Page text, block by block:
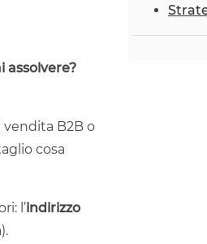
assolvere?
B2B o
cosa
l’indirizzo